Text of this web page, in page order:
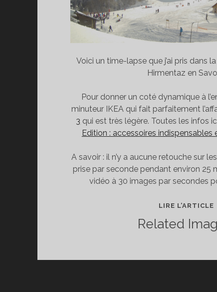
Voici un time-lapse que j’ai pris dans
Hirmentaz en
Pour donner un coté dynamique à
minuteur IKEA qui fait parfaitement
3 qui est très légère. Toutes les infos
Edition : accessoires
A savoir : il n’y a aucune retouche sur
prise par seconde pendant environ 25
vidéo à 30 images par secondes
LIRE L’ARTICLE
Related